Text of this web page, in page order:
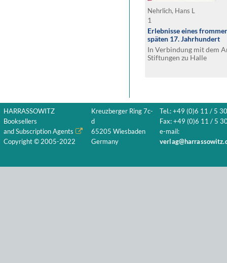
Nehrlich, Hans L
1
Erlebnisse eines
späten 17. Jahrhundert
In Verbindung mit dem
Stiftungen zu Halle
HARRASSOWITZ
Booksellers
and Subscription Agents
Copyright © 2005-2022
Kreuzberger Ring 7c-
d
65205 Wiesbaden
Germany
Tel.: +49 (0)6 11 / 5
Fax: +49 (0)6 11 / 5
e-mail: